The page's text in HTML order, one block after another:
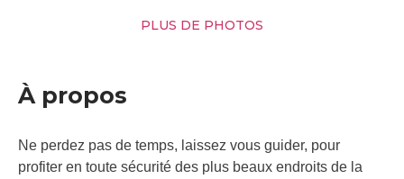
PLUS DE PHOTOS
À propos
Ne perdez pas de temps, laissez vous guider, pour
profiter en toute sécurité des plus beaux endroits de la